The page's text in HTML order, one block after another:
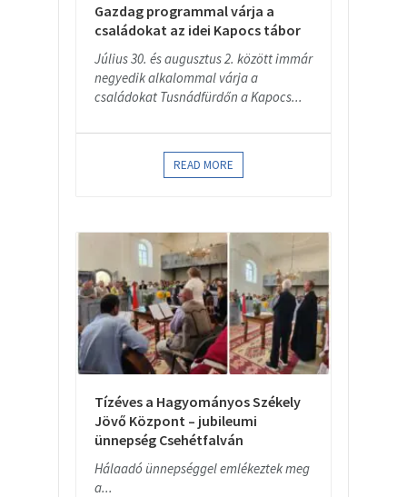
Gazdag programmal várja a
családokat az idei Kapocs tábor
Július 30. és augusztus 2. között immár
negyedik alkalommal várja a
családokat Tusnádfürdőn a Kapocs...
READ MORE
Tízéves a Hagyományos Székely
Jövő Központ – jubileumi
ünnepség Csehétfalván
Hálaadó ünnepséggel emlékeztek meg
a...